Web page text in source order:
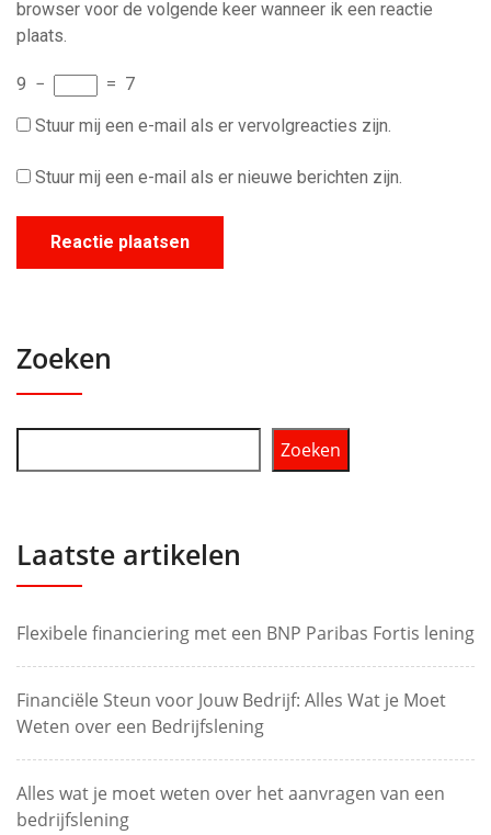
browser voor de volgende keer wanneer ik een reactie
plaats.
9 − = 7
Stuur mij een e-mail als er vervolgreacties zijn.
Stuur mij een e-mail als er nieuwe berichten zijn.
Zoeken
Zoeken
Laatste artikelen
Flexibele financiering met een BNP Paribas Fortis lening
Financiële Steun voor Jouw Bedrijf: Alles Wat je Moet
Weten over een Bedrijfslening
Alles wat je moet weten over het aanvragen van een
bedrijfslening